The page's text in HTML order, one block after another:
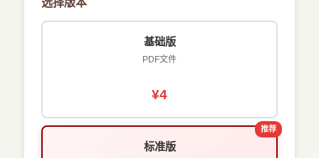
选择版本
基础版
PDF文件
¥4
推荐
标准版